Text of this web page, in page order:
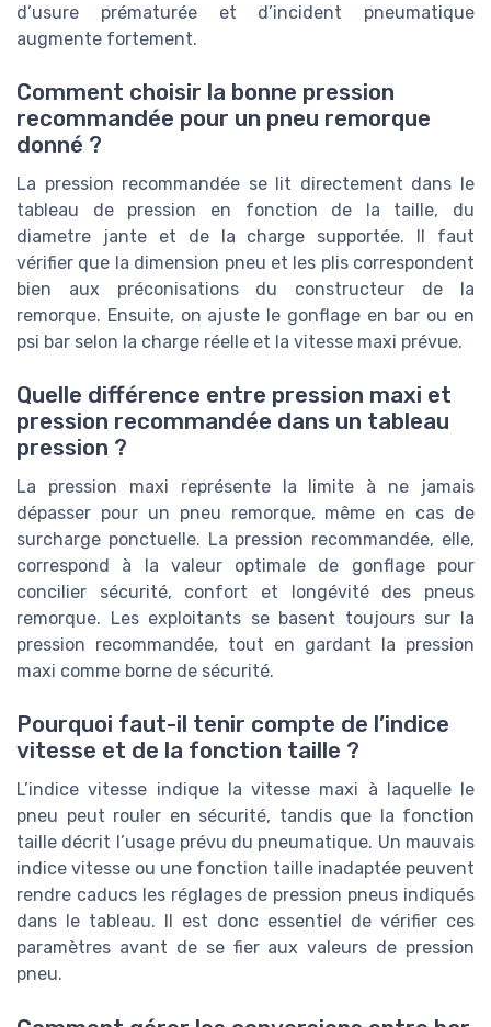
d’usure prématurée et d’incident pneumatique
augmente fortement.
Comment choisir la bonne pression
recommandée pour un pneu remorque
donné ?
La pression recommandée se lit directement dans le
tableau de pression en fonction de la taille, du
diametre jante et de la charge supportée. Il faut
vérifier que la dimension pneu et les plis correspondent
bien aux préconisations du constructeur de la
remorque. Ensuite, on ajuste le gonflage en bar ou en
psi bar selon la charge réelle et la vitesse maxi prévue.
Quelle différence entre pression maxi et
pression recommandée dans un tableau
pression ?
La pression maxi représente la limite à ne jamais
dépasser pour un pneu remorque, même en cas de
surcharge ponctuelle. La pression recommandée, elle,
correspond à la valeur optimale de gonflage pour
concilier sécurité, confort et longévité des pneus
remorque. Les exploitants se basent toujours sur la
pression recommandée, tout en gardant la pression
maxi comme borne de sécurité.
Pourquoi faut-il tenir compte de l’indice
vitesse et de la fonction taille ?
L’indice vitesse indique la vitesse maxi à laquelle le
pneu peut rouler en sécurité, tandis que la fonction
taille décrit l’usage prévu du pneumatique. Un mauvais
indice vitesse ou une fonction taille inadaptée peuvent
rendre caducs les réglages de pression pneus indiqués
dans le tableau. Il est donc essentiel de vérifier ces
paramètres avant de se fier aux valeurs de pression
pneu.